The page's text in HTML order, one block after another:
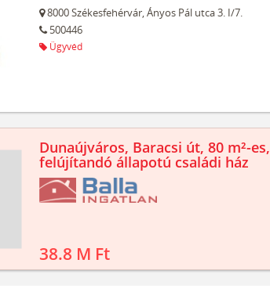
8000Székesfehérvár,Ányos Pál utca 3. I/7.
500446
Ügyvéd
Dunaújváros, Baracsi út, 80 m²-es,
felújítandó állapotú családi ház
38.8 M Ft